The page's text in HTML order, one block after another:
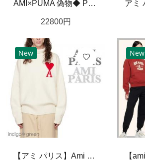
AMI×PUMA 偽物◆ Puffer Jacketダウンジャケット アミ プーマ 3色
22800円
New
【アミ パリス】Ami de Coeur 偽物タートルネック/ホワイト関税送料込
New